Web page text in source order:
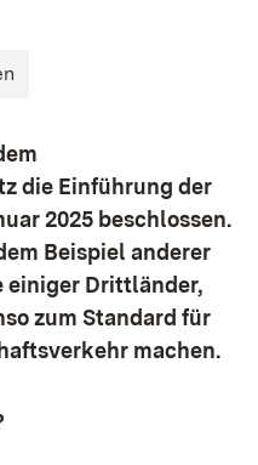
die Einführung der
2025 beschlossen.
Beispiel anderer
einiger Drittländer,
zum Standard für
machen.